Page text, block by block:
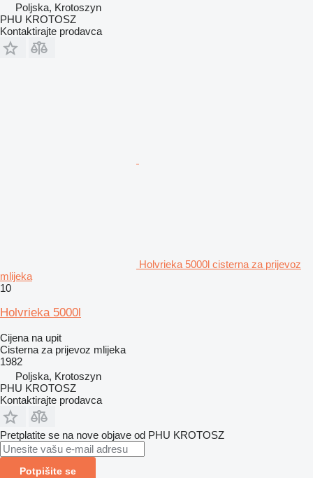
Poljska, Krotoszyn
PHU KROTOSZ
Kontaktirajte prodavca
Holvrieka 5000l cisterna za prijevoz
mlijeka
10
Holvrieka 5000l
Cijena na upit
Cisterna za prijevoz mlijeka
1982
Poljska, Krotoszyn
PHU KROTOSZ
Kontaktirajte prodavca
Pretplatite se na nove objave od PHU KROTOSZ
Potpišite se